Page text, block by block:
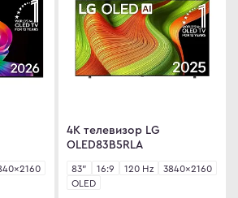
4K телевизор LG
OLED83B5RLA
83" 16:9 120 Hz
3840×2160
OLED